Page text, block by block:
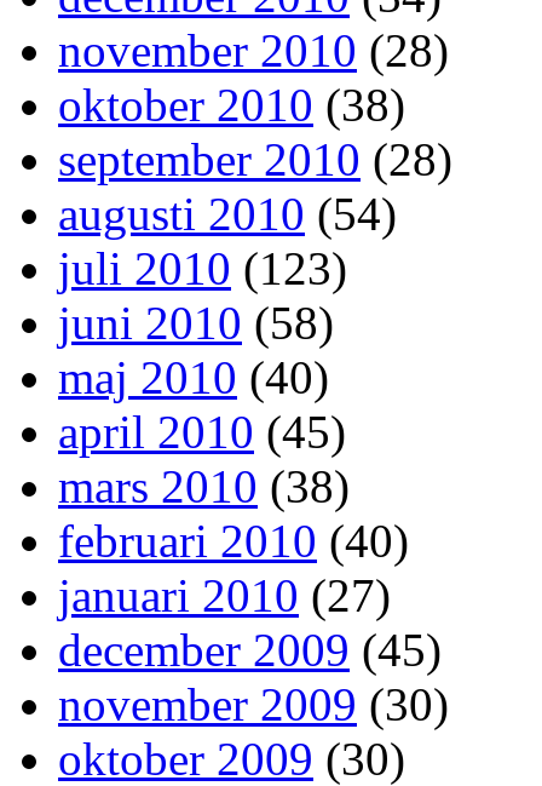
november 2010 (28)
oktober 2010 (38)
september 2010 (28)
augusti 2010 (54)
juli 2010 (123)
juni 2010 (58)
maj 2010 (40)
april 2010 (45)
mars 2010 (38)
februari 2010 (40)
januari 2010 (27)
december 2009 (45)
november 2009 (30)
oktober 2009 (30)